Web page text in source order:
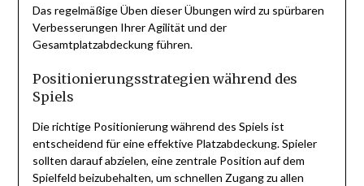
Das regelmäßige Üben dieser Übungen wird zu spürbaren
Verbesserungen Ihrer Agilität und der
Gesamtplatzabdeckung führen.
Positionierungsstrategien während des
Spiels
Die richtige Positionierung während des Spiels ist
entscheidend für eine effektive Platzabdeckung. Spieler
sollten darauf abzielen, eine zentrale Position auf dem
Spielfeld beizubehalten, um schnellen Zugang zu allen